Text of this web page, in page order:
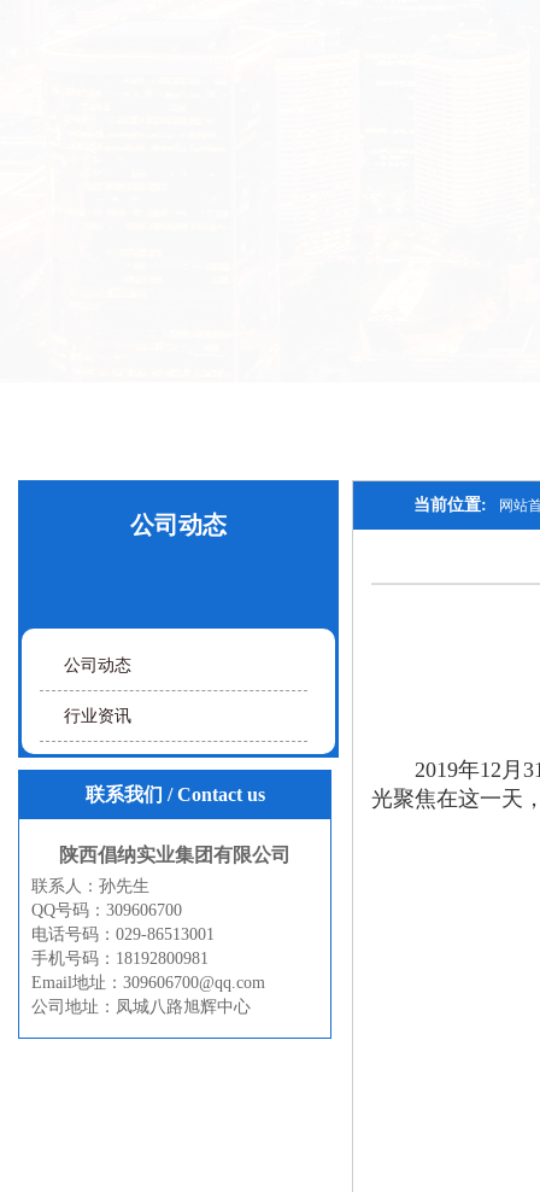
公司动态
公司动态
行业资讯
联系我们 / Contact us
陕西倡纳实业集团有限公司
联系人：孙先生
QQ号码：309606700
电话号码：029-86513001
手机号码：18192800981
Email地址：309606700@qq.com
公司地址：凤城八路旭辉中心
当前位置: 网站
2019年12月31
光聚焦在这一天